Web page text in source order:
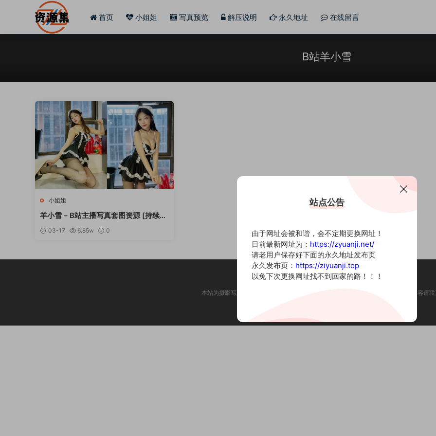
首页 小姐姐 写真预览 解压说明 永久地址 在线留言
B站羊小雪
小姐姐
羊小雪 – B站主播写真套图资源 [持续更
03-17 6.85w 0
本站为摄影写真图片网站，内容来自网络收集整理，仅作个人学习使用。如有违法内容请
站点公告
由于网址会被和谐，会不定期更换网址！
目前最新网址为： https://zyuanji.net/
请老用户保存好下面的永久地址发布页
永久发布页： https://ziyuanji.top
以免下次更换网址找不到回家的路！！！